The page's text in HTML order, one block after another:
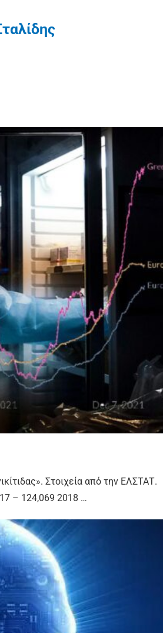
Στοιχεία από την ΕΛΣΤΑΤ.
– 124,069 2018 …